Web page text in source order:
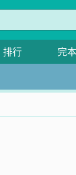
排行 完本